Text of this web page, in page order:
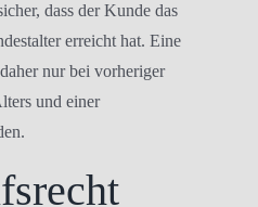
dass der Kunde das
erreicht hat. Eine
nur bei vorheriger
und einer